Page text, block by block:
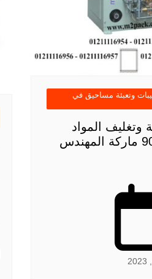
وتعبئة مساحيق في
وتغليف المواد
الغذائيه موديل 905 ماركة المهندس